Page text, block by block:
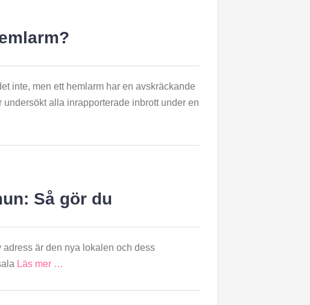
inte, men ett hemlarm har en avskräckande
alla inrapporterade inbrott under en
Så gör du
adress är den nya lokalen och dess
Läs mer …